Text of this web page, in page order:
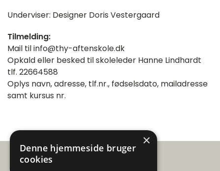
Underviser: Designer Doris Vestergaard
Tilmelding:
Mail til info@thy-aftenskole.dk
Opkald eller besked til skoleleder Hanne Lindhardt
tlf. 22664588
Oplys navn, adresse, tlf.nr., fødselsdato, mailadresse
samt kursus nr.
×
Denne hjemmeside bruger
cookies